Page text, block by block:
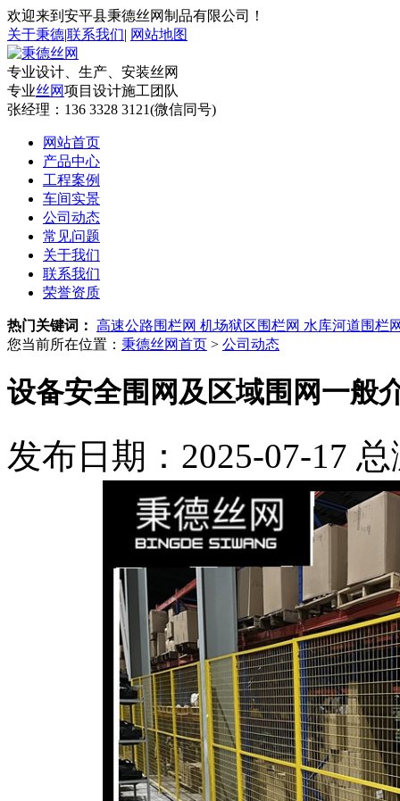
欢迎来到安平县秉德丝网制品有限公司！
关于秉德|联系我们| 网站地图
专业设计、生产、安装丝网
专业丝网项目设计施工团队
张经理： 136 3328 3121(微信同号)
网站首页
产品中心
工程案例
车间实景
公司动态
常见问题
关于我们
联系我们
荣誉资质
热门关键词： 高速公路围栏网 机场狱区围栏网 水库河道围栏
您当前所在位置： 秉德丝网首页 > 公司动态
设备安全围网及区域围网一般
发布日期：2025-07-17